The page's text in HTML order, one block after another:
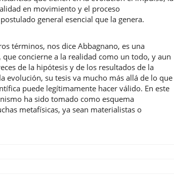
en movimiento y el proceso
general esencial que la genera.
términos, nos dice Abbagnano, es una
concierne a la realidad como un todo, y aun
de la hipótesis y de los resultados de la
evolución, su tesis va mucho más allá de lo que
puede legítimamente hacer válido. En este
ha sido tomado como esquema
metafísicas, ya sean materialistas o